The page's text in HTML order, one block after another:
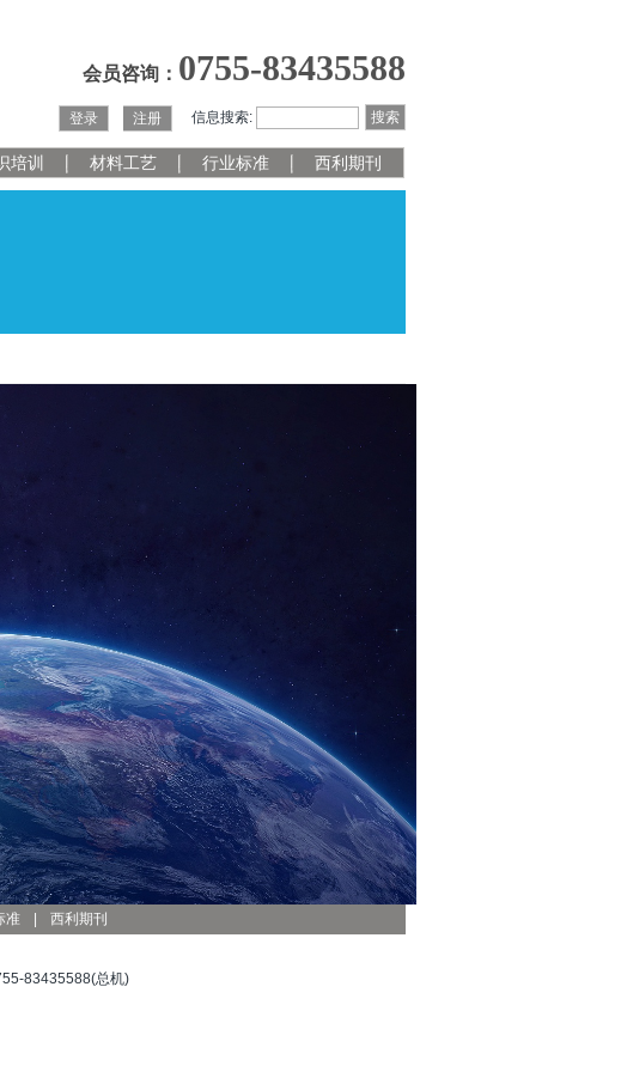
会员咨询： 0755-83435588
信息搜索: 搜索
登录 注册
培训 材料工艺 行业标准 西利期刊
准 | 西利期刊
83435588(总机)